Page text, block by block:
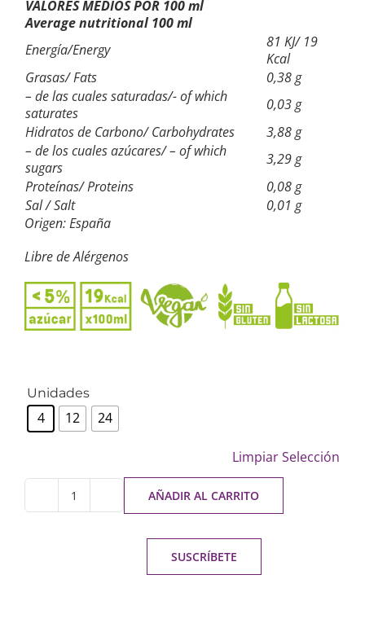
VALORES MEDIOS POR 100 ml
Average nutritional 100 ml
Energía/Energy
81 KJ/ 19
Kcal
Grasas/ Fats
0,38 g
– de las cuales saturadas/- of which
saturates
0,03 g
Hidratos de Carbono/ Carbohydrates
3,88 g
– de los cuales azúcares/ – of which
sugars
3,29 g
Proteínas/ Proteins
0,08 g
Sal / Salt
0,01 g
Origen: España
Libre de Alérgenos
Unidades
4 12 24
Limpiar Selección
AÑADIR AL CARRITO
SUSCRÍBETE